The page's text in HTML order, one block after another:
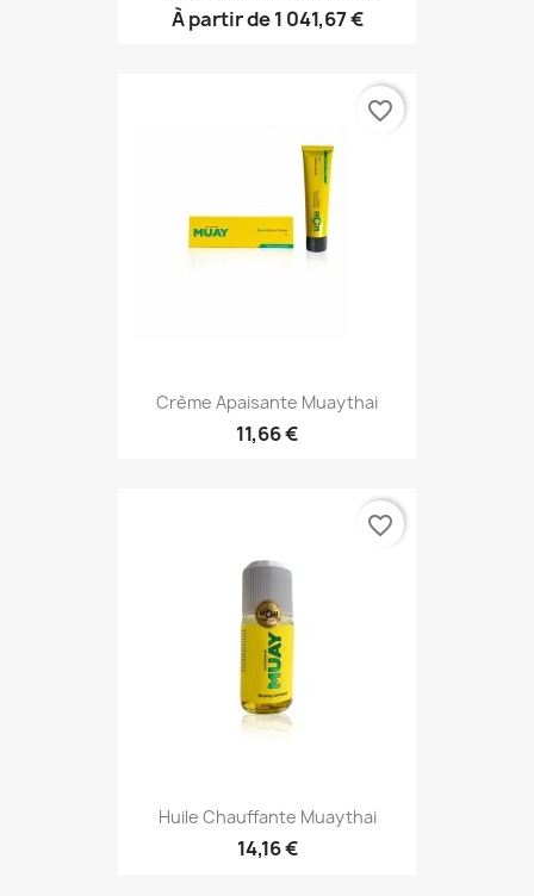
À partir de1 041,67 €
Crème Apaisante Muaythai
11,66 €
favorite_border
Huile Chauffante Muaythai
14,16 €
favorite_border